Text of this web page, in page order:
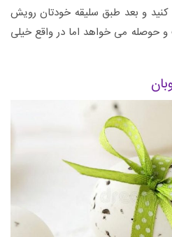
و بعد طبق سلیقه خودتان رویش
حوصله می خواهد اما در واقع خیلی